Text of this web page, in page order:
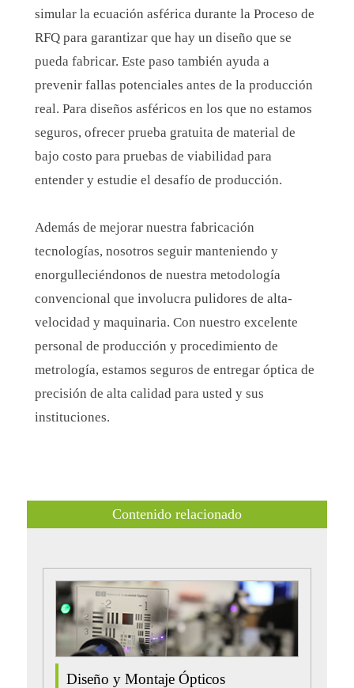
simular laecuación asférica durante la Proceso de
RFQ para garantizar que hay un diseño que se
pueda fabricar. Este paso también ayuda a
prevenir fallas potenciales antes dela producción
real. Paradiseños asféricos en los queno estamos
seguros,ofrecer prueba gratuita dematerial de
bajo costo para pruebas de viabilidad para
entender y estudie eldesafío de producción.
Además de mejorar nuestra fabricación
tecnologías,nosotros seguir manteniendo y
enorgulleciéndonos de nuestra metodología
convencional que involucra pulidores dealta-
velocidad y maquinaria. Con nuestro excelente
personal de producción yprocedimiento de
metrología, estamos seguros deentregar óptica de
precisión de alta calidad para usted y sus
instituciones.
Contenido relacionado
Diseño y Montaje Ópticos